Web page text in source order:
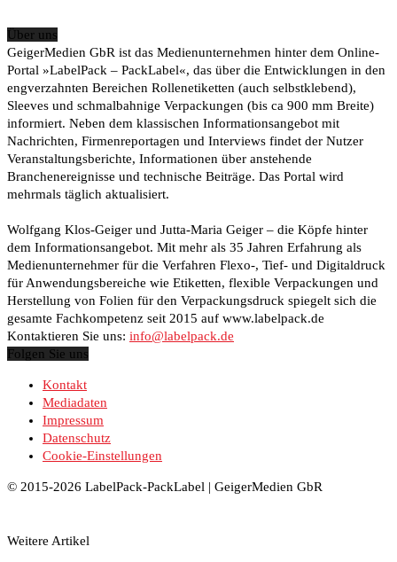
Über uns
GeigerMedien GbR ist das Medienunternehmen hinter dem Online-
Portal »LabelPack – PackLabel«, das über die Entwicklungen in den
engverzahnten Bereichen Rollenetiketten (auch selbstklebend),
Sleeves und schmalbahnige Verpackungen (bis ca 900 mm Breite)
informiert. Neben dem klassischen Informationsangebot mit
Nachrichten, Firmenreportagen und Interviews findet der Nutzer
Veranstaltungsberichte, Informationen über anstehende
Branchenereignisse und technische Beiträge. Das Portal wird
mehrmals täglich aktualisiert.
Wolfgang Klos-Geiger und Jutta-Maria Geiger – die Köpfe hinter
dem Informationsangebot. Mit mehr als 35 Jahren Erfahrung als
Medienunternehmer für die Verfahren Flexo-, Tief- und Digitaldruck
für Anwendungsbereiche wie Etiketten, flexible Verpackungen und
Herstellung von Folien für den Verpackungsdruck spiegelt sich die
gesamte Fachkompetenz seit 2015 auf www.labelpack.de
Kontaktieren Sie uns: info@labelpack.de
Folgen Sie uns
Kontakt
Mediadaten
Impressum
Datenschutz
Cookie-Einstellungen
© 2015-2026 LabelPack-PackLabel | GeigerMedien GbR
Weitere Artikel